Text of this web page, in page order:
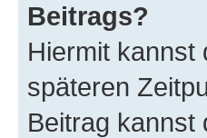
Beitrags?
Hiermit kannst
späteren
Beitrag kannst